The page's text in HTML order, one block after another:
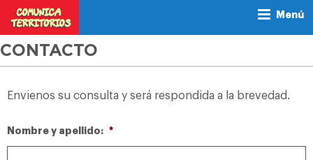
Menú
CONTACTO
Envienos su consulta y será respondida a la brevedad.
Nombre y apellido: *